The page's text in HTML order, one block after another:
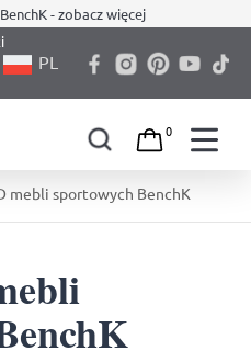
- zobacz więcej
PL
0
mebli sportowych BenchK